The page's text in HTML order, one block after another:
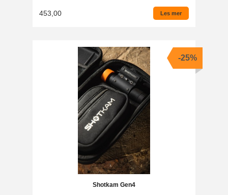
453,00 Les mer
Shotkam Gen4
-25%